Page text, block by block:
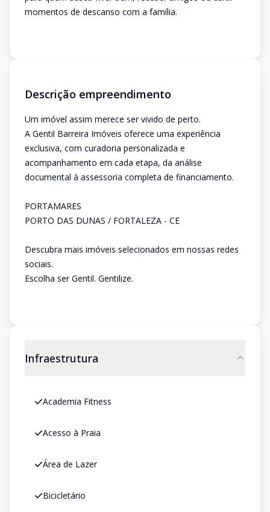
momentos de descanso com a família.
Descrição empreendimento
Um imóvel assim merece ser vivido de perto.
A Gentil Barreira Imóveis oferece uma experiência
exclusiva, com curadoria personalizada e
acompanhamento em cada etapa, da análise
documental à assessoria completa de financiamento.
PORTAMARES
PORTO DAS DUNAS / FORTALEZA - CE
Descubra mais imóveis selecionados em nossas redes
sociais.
Escolha ser Gentil. Gentilize.
Infraestrutura
Academia Fitness
Acesso à Praia
Área de Lazer
Bicicletário